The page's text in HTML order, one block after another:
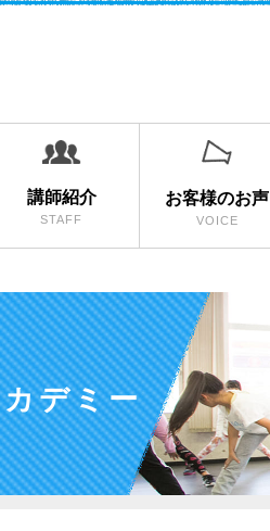
講師紹介
STAFF
お客様のお声
VOICE
デミー